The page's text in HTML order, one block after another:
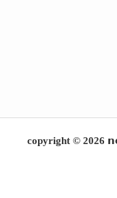
copyright © 2026